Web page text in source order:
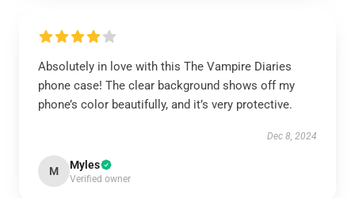
Absolutely in love with this The Vampire Diaries
phone case! The clear background shows off my
phone’s color beautifully, and it’s very protective.
Dec 8, 2024
M Myles
Verified owner